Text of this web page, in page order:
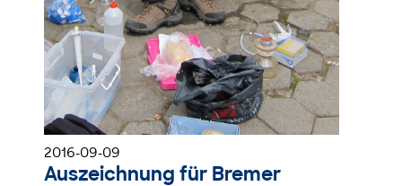
2016-09-09
Auszeichnung für Bremer